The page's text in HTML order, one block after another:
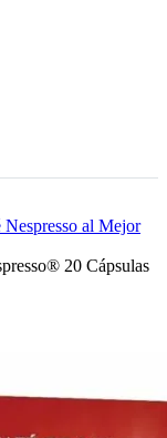
Nespresso al Mejor
20 Cápsulas